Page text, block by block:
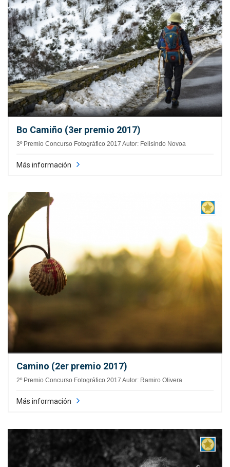
Bo Camiño (3er premio 2017)
3º Premio Concurso Fotográfico 2017 Autor: Felisindo Novoa
Más información
Camino (2er premio 2017)
2º Premio Concurso Fotográfico 2017 Autor: Ramiro Olivera
Más información